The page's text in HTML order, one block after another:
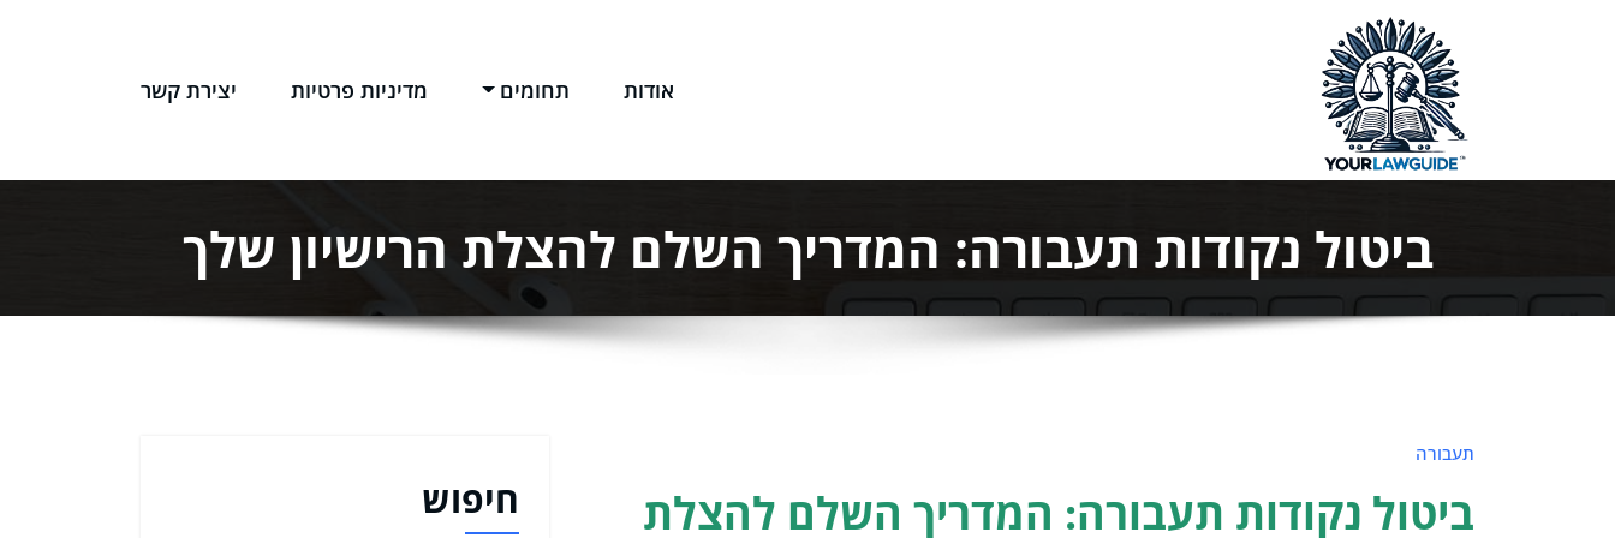
אודות תחומים מדיניות פרטיות יצירת קשר
ביטול נקודות תעבורה: המדריך השלם להצלת הרישיון שלך
תעבורה
ביטול נקודות תעבורה: המדריך השלם להצלת חיפוש